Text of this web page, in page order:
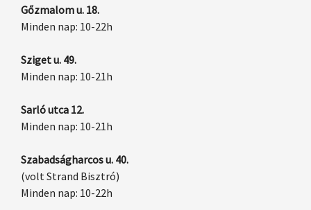
Gőzmalom u. 18.
Minden nap: 10-22h
Sziget u. 49.
Minden nap: 10-21h
Sarló utca 12.
Minden nap: 10-21h
Szabadságharcos u. 40.
(volt Strand Bisztró)
Minden nap: 10-22h